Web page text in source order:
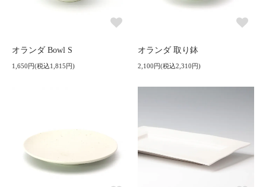
オランダ Bowl S
1,650円(税込1,815円)
オランダ 取り鉢
2,100円(税込2,310円)